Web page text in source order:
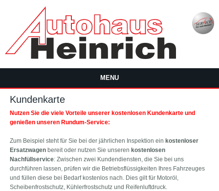
MENU
Kundenkarte
Nutzen Sie die viele Vorteile unserer kostenlosen Kundenkarte und
genießen unseren Rundum-Service:
Zum Beispiel steht für Sie bei der jährlichen Inspektion ein kostenloser
Ersatzwagen bereit oder nutzen Sie unseren kostenlosen
Nachfüllservice: Zwischen zwei Kundendiensten, die Sie bei uns
durchführen lassen, prüfen wir die Betriebsflüssigkeiten Ihres Fahrzeuges
und füllen diese bei Bedarf kostenlos nach. Dies gilt für Motoröl,
Scheibenfrostschutz, Kühlerfrostschutz und Reifenluftdruck.